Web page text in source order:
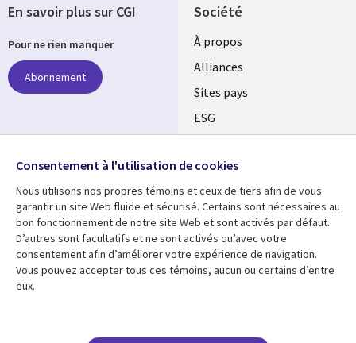
Société
À propos
Alliances
Sites pays
ESG
Fusions
Salle de presse
Ressources
Articles
Support
En savoir plus sur CGI
Pour ne rien manquer
Abonnement
Suivez-nous
Social
Media
Global
FR
Consentement à l'utilisation de cookies
Nous utilisons nos propres témoins et ceux de tiers afin de vous
garantir un site Web fluide et sécurisé. Certains sont nécessaires au
bon fonctionnement de notre site Web et sont activés par défaut.
D’autres sont facultatifs et ne sont activés qu’avec votre
consentement afin d’améliorer votre expérience de navigation.
Vous pouvez accepter tous ces témoins, aucun ou certains d’entre
eux.